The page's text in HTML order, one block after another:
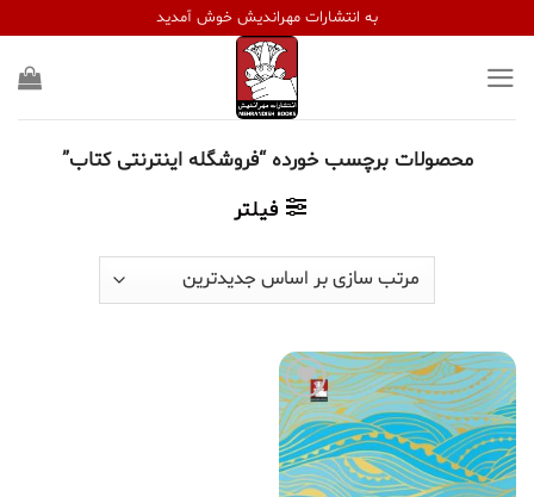
content
به انتشارات مهراندیش خوش آمدید
محصولات برچسب خورده “فروشگله اینترنتی کتاب”
فیلتر
افزودن
به
علاقه
مندی
ها